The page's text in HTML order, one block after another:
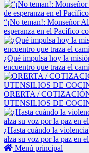
“¡No teman!: Monseñor
esperanza en el Pacífico
¿Qué impulsa hoy la
encuentro que traza el
ORERTA /
UTENSILIOS DE
¿Hasta cuándo la
alza su voz por la paz en
Menú principal